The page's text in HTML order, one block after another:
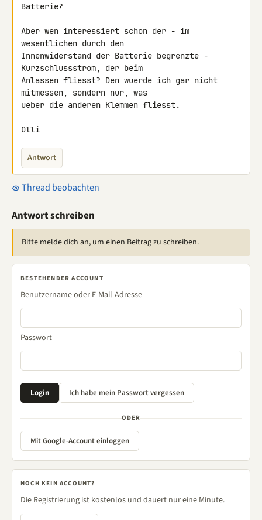
Batterie?
Aber wen interessiert schon der - im
wesentlichen durch den
Innenwiderstand der Batterie begrenzte -
Kurzschlussstrom, der beim
Anlassen fliesst? Den wuerde ich gar nicht
mitmessen, sondern nur, was
ueber die anderen Klemmen fliesst.
Olli
Antwort
Thread beobachten
Antwort schreiben
Bitte melde dich an, um einen Beitrag zu schreiben.
BESTEHENDER ACCOUNT
Benutzername oder E-Mail-Adresse
Passwort
ODER
Mit Google-Account einloggen
NOCH KEIN ACCOUNT?
Die Registrierung ist kostenlos und dauert nur eine Minute.